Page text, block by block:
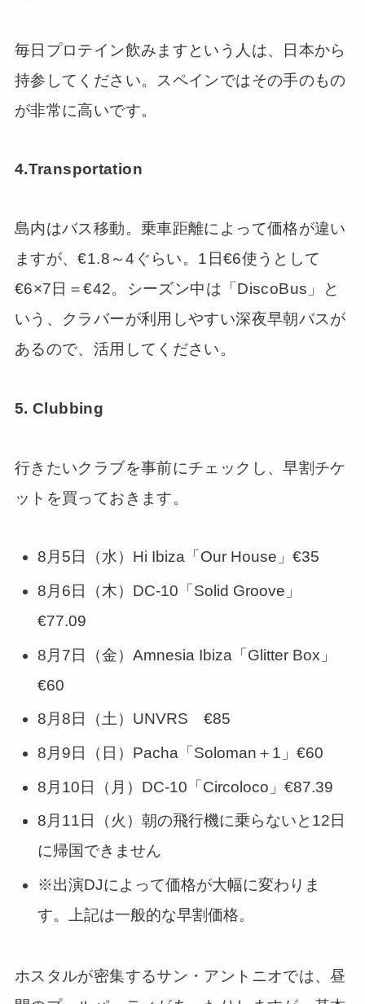
毎日プロテイン飲みますという人は、日本から
持参してください。スペインではその手のもの
が非常に高いです。
4.Transportation
島内はバス移動。乗車距離によって価格が違い
ますが、€1.8～4ぐらい。1日€6使うとして
€6×7日＝€42。シーズン中は「DiscoBus」と
いう、クラバーが利用しやすい深夜早朝バスが
あるので、活用してください。
5. Clubbing
行きたいクラブを事前にチェックし、早割チケ
ットを買っておきます。
8月5日（水）Hi Ibiza「Our House」€35
8月6日（木）DC-10「Solid Groove」
€77.09
8月7日（金）Amnesia Ibiza「Glitter Box」
€60
8月8日（土）UNVRS €85
8月9日（日）Pacha「Soloman＋1」€60
8月10日（月）DC-10「Circoloco」€87.39
8月11日（火）朝の飛行機に乗らないと12日
に帰国できません
※出演DJによって価格が大幅に変わりま
す。上記は一般的な早割価格。
ホスタルが密集するサン・アントニオでは、昼